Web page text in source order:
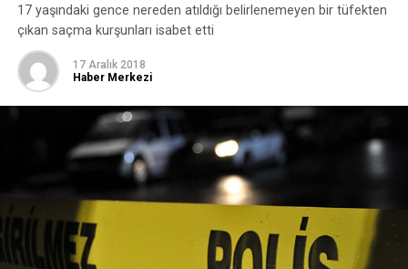
17 yaşındaki gence nereden atıldığı belirlenemeyen bir tüfekten
çıkan saçma kurşunları isabet etti
17 Aralık 2018
Haber Merkezi